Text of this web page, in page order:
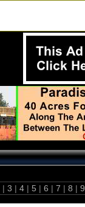
| 3 | 4 | 5 | 6 | 7 | 8 |